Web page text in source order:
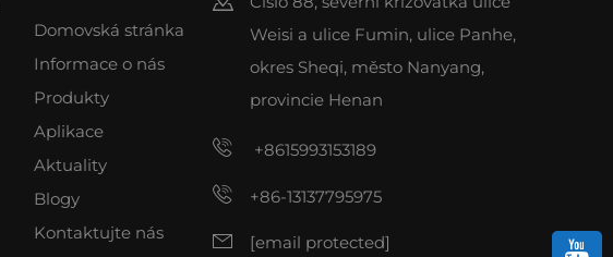
Domovská stránka
Informace o nás
Produkty
Aplikace
Aktuality
Blogy
Kontaktujte nás
Weisi a ulice Fumin, ulice Panhe,
okres Sheqi, město Nanyang,
provincie Henan
+8615993153189
+86-13137795975
[email protected]